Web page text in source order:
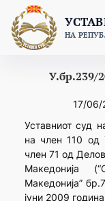
content
НА
У.бр.239/
17/06/
Уставниот суд
на член 110 од
член 71 од
Македонија
Македонија”
јуни 2009